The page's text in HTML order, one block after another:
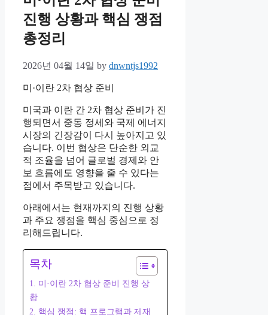
진행 상황과 핵심 쟁점
총정리
2026년 04월 14일 by dnwntjs1992
미·이란 2차 협상 준비
미국과 이란 간 2차 협상 준비가 진
행되면서 중동 정세와 국제 에너지
시장의 긴장감이 다시 높아지고 있
습니다. 이번 협상은 단순한 외교
적 조율을 넘어 글로벌 경제와 안
보 흐름에도 영향을 줄 수 있다는
점에서 주목받고 있습니다.
아래에서는 현재까지의 진행 상황
과 주요 쟁점을 핵심 중심으로 정
리해드립니다.
목차
1. 미·이란 2차 협상 준비 진행 상
황
2. 핵심 쟁점: 핵 프로그램과 제재